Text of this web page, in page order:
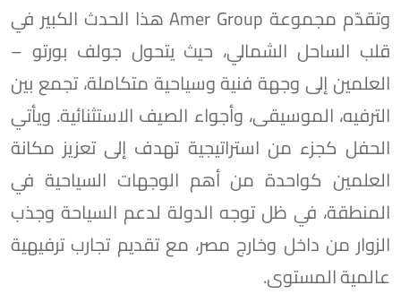
وتقدّم مجموعة Amer Group هذا الحدث الكبير في
قلب الساحل الشمالي، حيث يتحول جولف بورتو –
العلمين إلى وجهة فنية وسياحية متكاملة، تجمع بين
الترفيه، الموسيقى، وأجواء الصيف الاستثنائية. ويأتي
الحفل كجزء من استراتيجية تهدف إلى تعزيز مكانة
العلمين كواحدة من أهم الوجهات السياحية في
المنطقة، في ظل توجه الدولة لدعم السياحة وجذب
الزوار من داخل وخارج مصر، مع تقديم تجارب ترفيهية
عالمية المستوى.